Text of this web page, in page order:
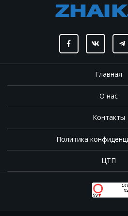
Главная
О нас
Контакты
Политика
ЦТП